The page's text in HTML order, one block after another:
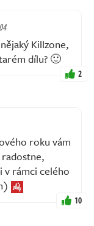
Killzone,
dílu? 🙂
2
roku vám
v rámci celého
10